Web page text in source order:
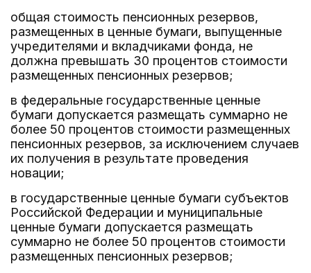
общая стоимость пенсионных резервов,
размещенных в ценные бумаги, выпущенные
учредителями и вкладчиками фонда, не
должна превышать 30 процентов стоимости
размещенных пенсионных резервов;
в федеральные государственные ценные
бумаги допускается размещать суммарно не
более 50 процентов стоимости размещенных
пенсионных резервов, за исключением случаев
их получения в результате проведения
новации;
в государственные ценные бумаги субъектов
Российской Федерации и муниципальные
ценные бумаги допускается размещать
суммарно не более 50 процентов стоимости
размещенных пенсионных резервов;